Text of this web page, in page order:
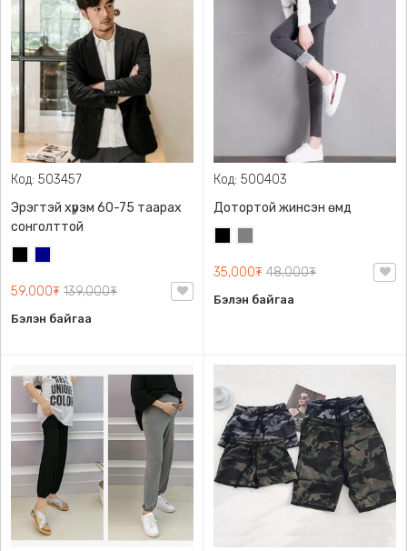
Код: 503457
Эрэгтэй хүрэм 60-75 таарах
сонголттой
59,000₮ 139,000₮
Бэлэн байгаа
Код: 500403
Дотортой жинсэн өмд
35,000₮ 48,000₮
Бэлэн байгаа